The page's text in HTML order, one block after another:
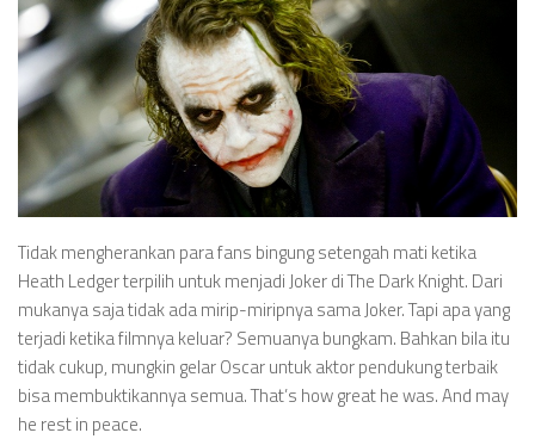
Tidak mengherankan para fans bingung setengah mati ketika
Heath Ledger terpilih untuk menjadi Joker di The Dark Knight. Dari
mukanya saja tidak ada mirip-miripnya sama Joker. Tapi apa yang
terjadi ketika filmnya keluar? Semuanya bungkam. Bahkan bila itu
tidak cukup, mungkin gelar Oscar untuk aktor pendukung terbaik
bisa membuktikannya semua. That’s how great he was. And may
he rest in peace.